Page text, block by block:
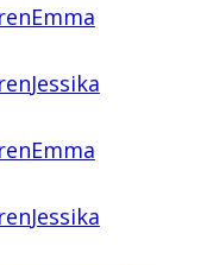
Emma
Jessika
Emma
Jessika